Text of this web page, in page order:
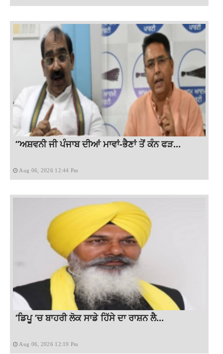
“ਅਸ਼ਵਨੀ ਜੀ ਪੰਜਾਬ ਦੀਆਂ ਮਾਵਾਂ-ਭੈਣਾਂ ਤੋਂ ਕੰਨ ਫੜ...
Aug 06, 2026 12:44 Pm
‘ਡਿਪੂ ‘ਚ ਬਾਹਰੀ ਲੋਕ ਸਾਡੇ ਹਿੱਸੇ ਦਾ ਰਾਸ਼ਨ ਲੈ...
Aug 06, 2026 12:19 Pm